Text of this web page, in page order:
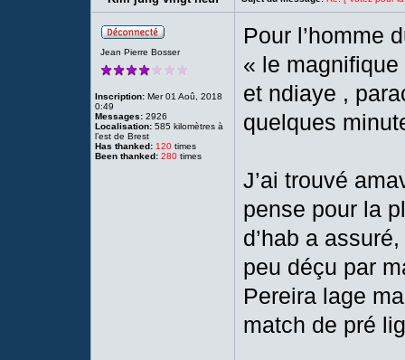
Jean Pierre Bosser
Inscription: Mer 01 Aoû, 2018
0:49
Messages: 2926
Localisation: 585 kilomètres à
l’est de Brest
Has thanked: 120 times
Been thanked: 280 times
Pour l’homme
« le magnifique
et ndiaye ,
quelques
J’ai trouvé
pense pour la
d’hab a
peu déçu par
Pereira lage
match de pré